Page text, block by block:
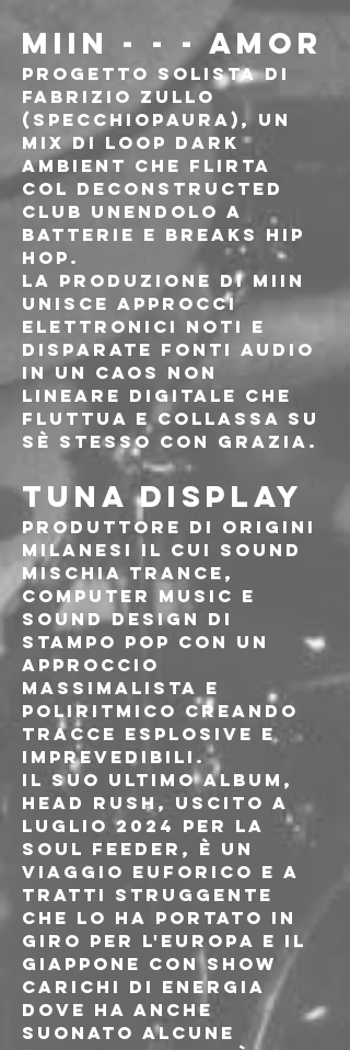
MIIN - - - AMOR
Progetto solista di
Fabrizio Zullo
(specchiopaura), un
mix di loop dark
ambient che flirta
col deconstructed
club unendolo a
batterie e breaks hip
hop.
La produzione di MIIN
unisce approcci
elettronici noti e
disparate fonti audio
in un caos non
lineare digitale che
fluttua e collassa su
sè stesso con grazia.
TUNA DISPLAY
Produttore di origini
milanesi il cui sound
mischia trance,
computer music e
sound design di
stampo pop con un
approccio
massimalista e
poliritmico creando
tracce esplosive e
imprevedibili.
Il suo ultimo album,
Head Rush, uscito a
luglio 2024 per la
Soul Feeder, è un
viaggio euforico e a
tratti struggente
che lo ha portato in
giro per l'Europa e il
Giappone con show
carichi di energia
dove ha anche
suonato alcune